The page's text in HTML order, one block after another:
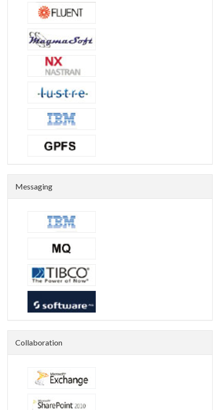
Messaging
Collaboration